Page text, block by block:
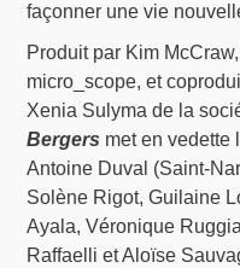
façonner une vie
Produit par Kim
micro_scope, et
Xenia Sulyma de la
Bergers met en vedette
Antoine Duval (Saint-
Solène Rigot, Guilaine
Ayala, Véronique
Raffaelli et Aloïse